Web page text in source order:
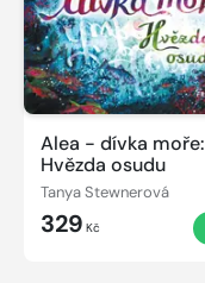
Alea - dívka moře:
Hvězda osudu
Tanya Stewnerová
329 Kč